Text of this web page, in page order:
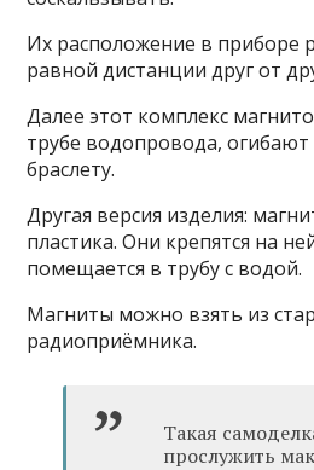
Их расположение в приборе
равной дистанции друг от
Далее этот комплекс
трубе водопровода,
браслету.
Другая версия изделия:
пластика. Они крепятся на
помещается в трубу с водой.
Магниты можно взять из
радиоприёмника.
Такая
прослужить